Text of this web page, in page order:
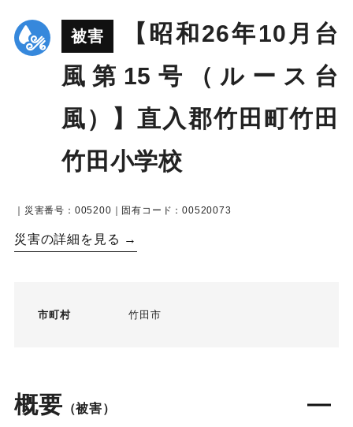
被害
【昭和26年10月台
風第15号（ルース台
風）】直入郡竹田町竹田
竹田小学校
｜災害番号：005200｜固有コード：00520073
災害の詳細を見る →
市町村 竹田市
概要 （被害）